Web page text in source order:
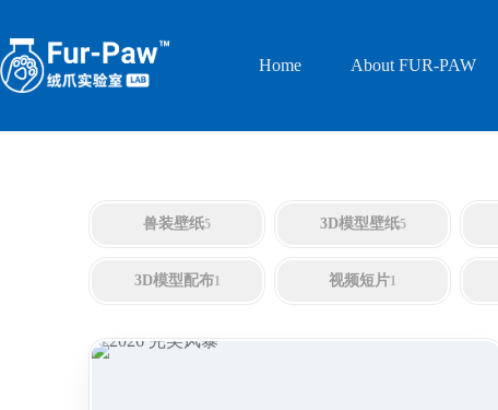
content
Home
About FUR-PAW
兽装壁纸5 3D模型壁纸5
3D模型配布1 视频短片1